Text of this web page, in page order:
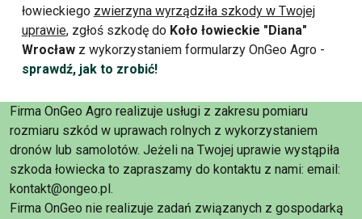
łowieckiego zwierzyna wyrządziła szkody w Twojej
uprawie, zgłoś szkodę do Koło łowieckie "Diana"
Wrocławz wykorzystaniem formularzy OnGeo Agro -
sprawdź, jak to zrobić!
Firma OnGeo Agro realizuje usługi z zakresu pomiaru
rozmiaru szkód w uprawach rolnych z wykorzystaniem
dronów lub samolotów. Jeżeli na Twojej uprawie wystąpiła
szkoda łowiecka to zapraszamy do kontaktu z nami: email:
kontakt@ongeo.pl.
Firma OnGeo nie realizuje zadań związanych z gospodarką